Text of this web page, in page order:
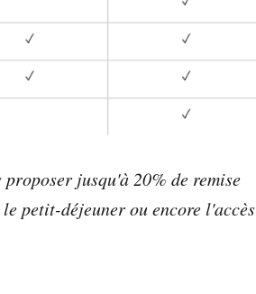
jusqu'à 20% de remise
petit-déjeuner ou encore l'accès